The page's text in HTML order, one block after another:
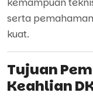
serta
kuat.
Tujuan
Keahlian